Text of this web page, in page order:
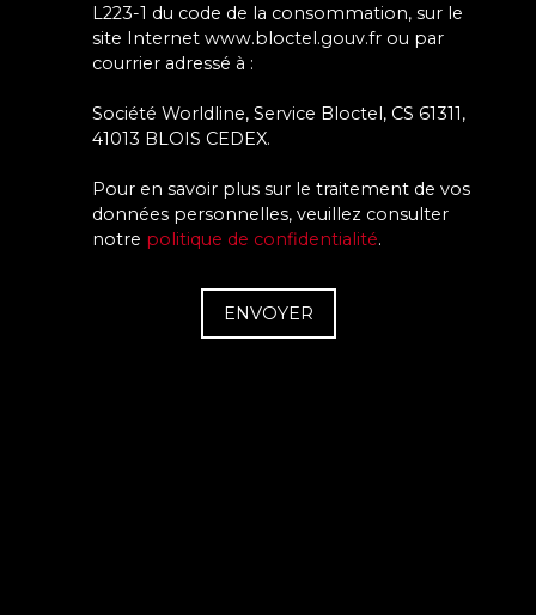
L223-1 du code de la consommation, sur le
site Internet www.bloctel.gouv.fr ou par
courrier adressé à :
Société Worldline, Service Bloctel, CS 61311,
41013 BLOIS CEDEX.
Pour en savoir plus sur le traitement de vos
données personnelles, veuillez consulter
notre politique de confidentialité.
ENVOYER